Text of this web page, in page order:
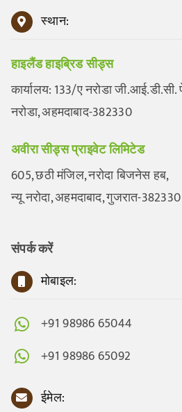
स्थान:
हाइलैंड हाइब्रिड सीड्स
कार्यालय: 133/ए नरोडा
नरोडा, अहमदाबाद-382330
अवीरा सीड्स प्राइवेट लिमिटेड
605, छठी मंजिल, नरोदा बिजनेस हब,
न्यू नरोदा, अहमदाबाद, गुजरात-382330
संपर्क करें
मोबाइल:
+91 98986 65044
+91 98986 65092
ईमेल: